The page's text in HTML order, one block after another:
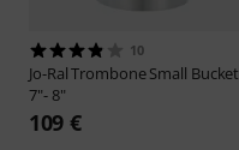
10
Jo-RalTrombone Small Bucket
7"- 8"
109 €